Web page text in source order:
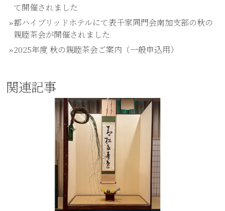
て開催されました
都ハイブリッドホテルにて表千家同門会南加支部の秋の
親睦茶会が開催されました
2025年度 秋の親睦茶会ご案内（一般申込用）
関連記事